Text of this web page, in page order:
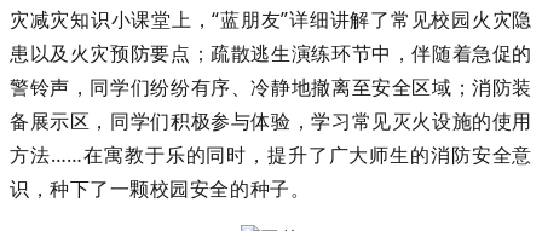
灾减灾知识小课堂上，“蓝朋友”详细讲解了常见校园火灾隐
患以及火灾预防要点；疏散逃生演练环节中，伴随着急促的
警铃声，同学们纷纷有序、冷静地撤离至安全区域；消防装
备展示区，同学们积极参与体验，学习常见灭火设施的使用
方法……在寓教于乐的同时，提升了广大师生的消防安全意
识，种下了一颗校园安全的种子。